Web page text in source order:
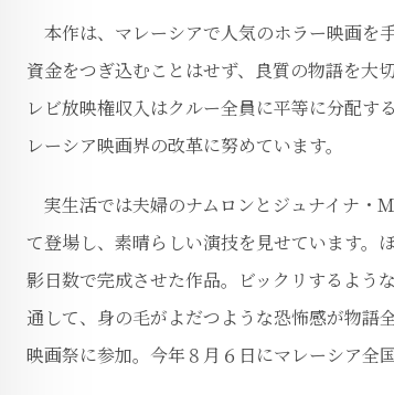
本作は、マレーシアで人気のホラー映画を
資金をつぎ込むことはせず、良質の物語を大
レビ放映権収入はクルー全員に平等に分配
レーシア映画界の改革に努めています。
実生活では夫婦のナムロンとジュナイナ・
て登場し、素晴らしい演技を見せています。
影日数で完成させた作品。ビックリするよう
通して、身の毛がよだつような恐怖感が物語
映画祭に参加。今年８月６日にマレーシア全